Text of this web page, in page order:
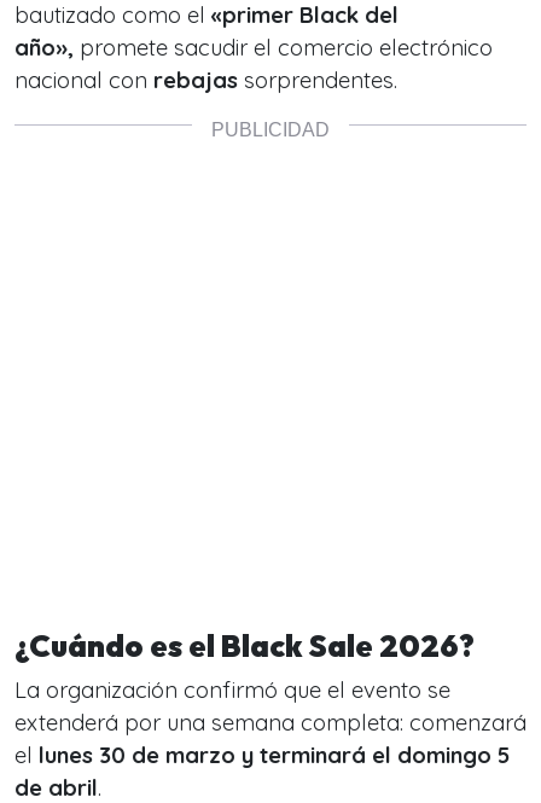
bautizado como el «primer Black del
año», promete sacudir el comercio electrónico
nacional con rebajas sorprendentes.
¿Cuándo es el Black Sale 2026?
La organización confirmó que el evento se
extenderá por una semana completa: comenzará
el lunes 30 de marzo y terminará el domingo 5
de abril.